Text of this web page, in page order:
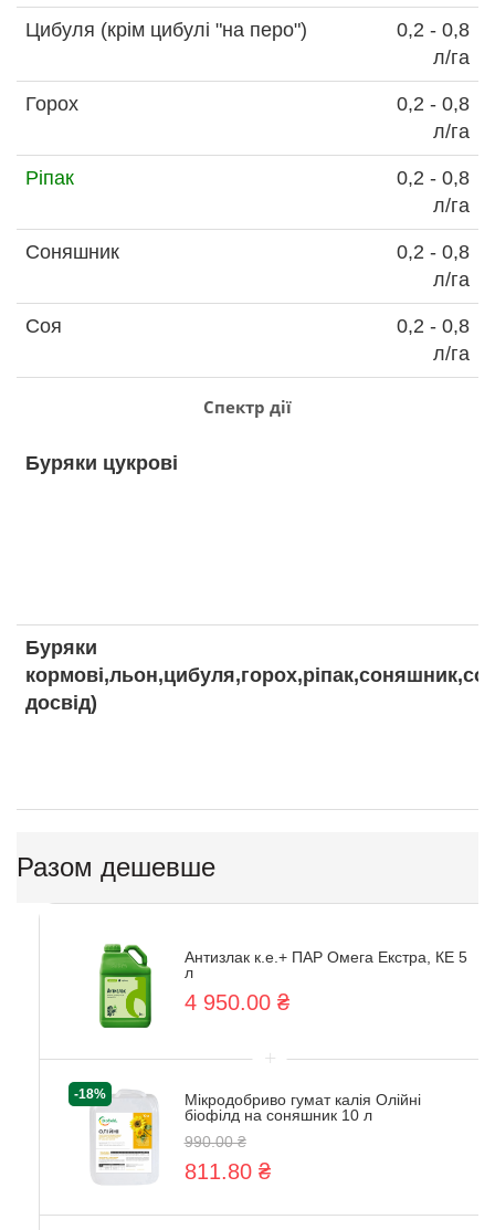
Цибуля (крім цибулі "на перо")
0,2 - 0,8
л/га
Горох
0,2 - 0,8
л/га
Ріпак
0,2 - 0,8
л/га
Соняшник
0,2 - 0,8
л/га
Соя
0,2 - 0,8
л/га
Спектр дії
Буряки цукрові
Буряки
досвід)
Разом дешевше
Антизлак к.е.+ ПАР Омега Екстра, КЕ 5
л
4 950.00 ₴
+
-18%
Мікродобриво гумат калія Олійні
біофілд на соняшник 10 л
990.00 ₴
811.80 ₴